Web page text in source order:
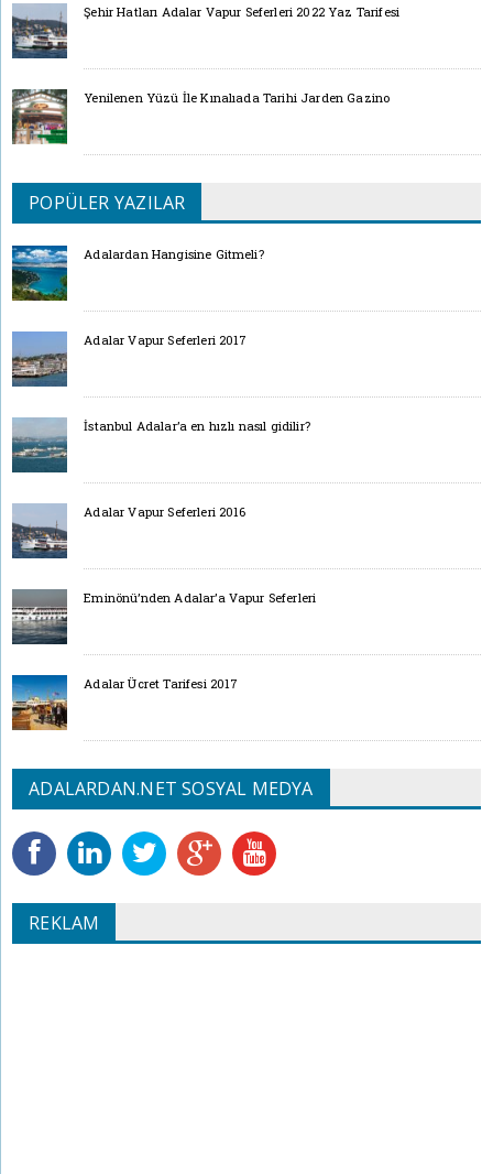
Şehir Hatları Adalar Vapur Seferleri 2022 Yaz Tarifesi
Yenilenen Yüzü İle Kınalıada Tarihi Jarden Gazino
POPÜLER YAZILAR
Adalardan Hangisine Gitmeli?
Adalar Vapur Seferleri 2017
İstanbul Adalar’a en hızlı nasıl gidilir?
Adalar Vapur Seferleri 2016
Eminönü’nden Adalar’a Vapur Seferleri
Adalar Ücret Tarifesi 2017
ADALARDAN.NET SOSYAL MEDYA
REKLAM